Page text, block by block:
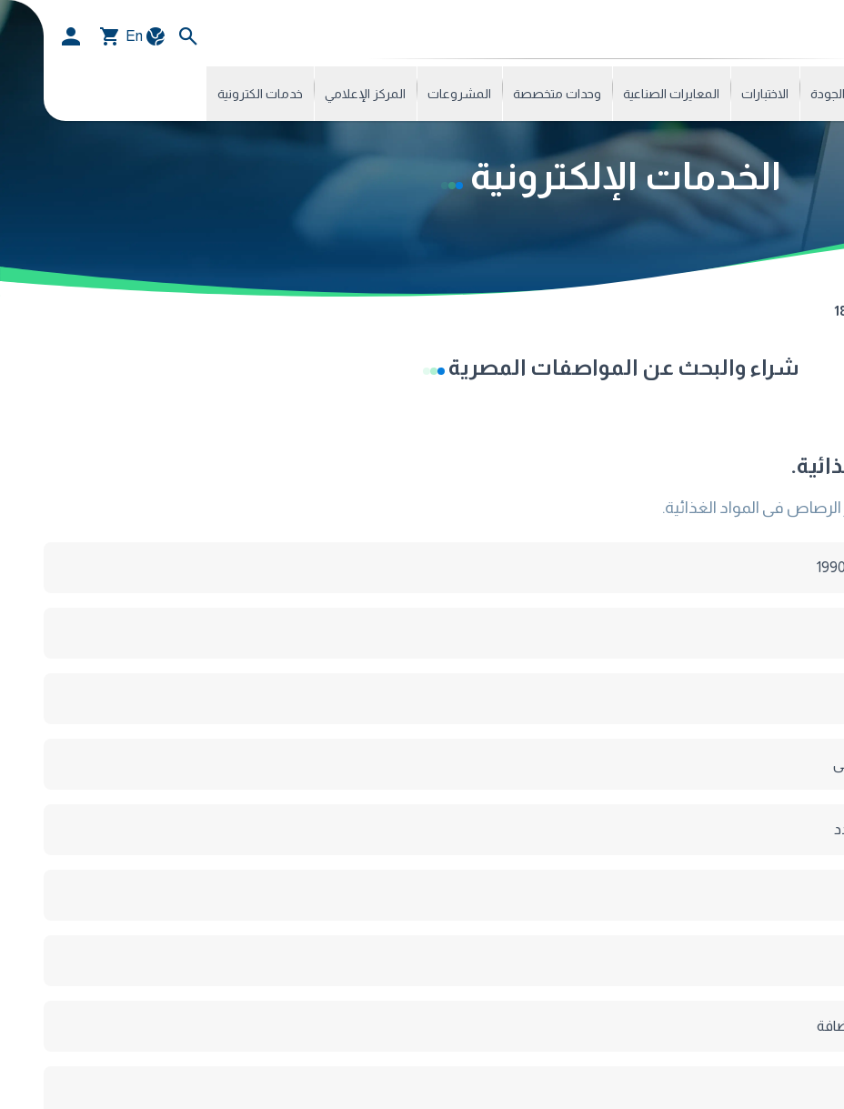
En
الجودة الاختبارات المعايرات الصناعية وحدات متخصصة المشروعات المركز الإعلامي خدمات الكترونية
الخدمات الإلكترونية
شراء والبحث عن المواصفات المصرية
فى المواد الغذائية.